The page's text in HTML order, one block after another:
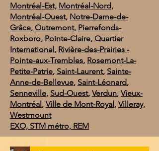
Montréal-Est, Montréal-Nord,
Montréal-Ouest, Notre-Dame-de-
Grâce, Outremont, Pierrefonds-
Roxboro, Pointe-Claire, Quartier
International, Rivière-des-Prairies -
Pointe-aux-Trembles, Rosemont-La-
Petite-Patrie, Saint-Laurent, Sainte-
Anne-de-Bellevue, Saint-Léonard,
Senneville, Sud-Ouest, Verdun, Vieux-
Montréal, Ville de Mont-Royal, Villeray,
Westmount
EXO, STM métro, REM